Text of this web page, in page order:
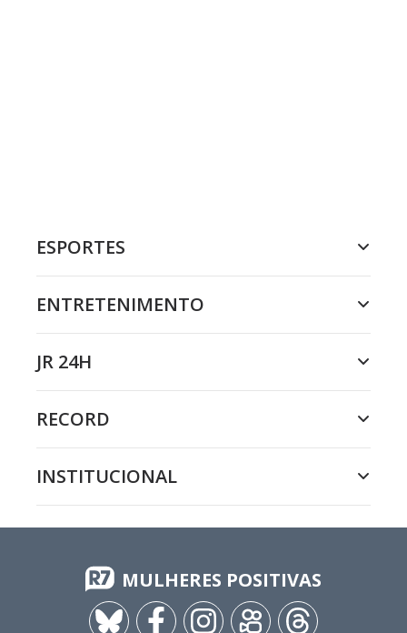
ESPORTES
ENTRETENIMENTO
JR 24H
RECORD
INSTITUCIONAL
MULHERES POSITIVAS